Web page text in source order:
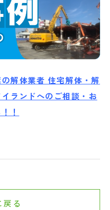
解体業者 住宅解体・解
ランドへのご相談・お
！
戻る